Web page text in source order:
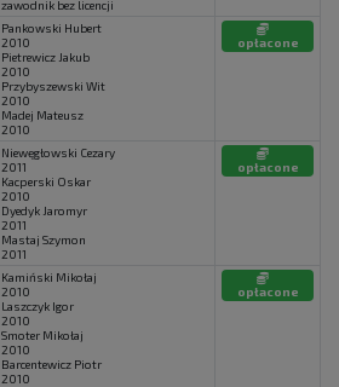
zawodnik bez licencji
Pankowski Hubert
2010
Pietrewicz Jakub
2010
Przybyszewski Wit
2010
Madej Mateusz
2010
opłacone
Niewęgłowski Cezary
2011
Kacperski Oskar
2010
Dyedyk Jaromyr
2011
Mastaj Szymon
2011
opłacone
Kamiński Mikołaj
2010
Laszczyk Igor
2010
Smoter Mikołaj
2010
Barcentewicz Piotr
2010
opłacone